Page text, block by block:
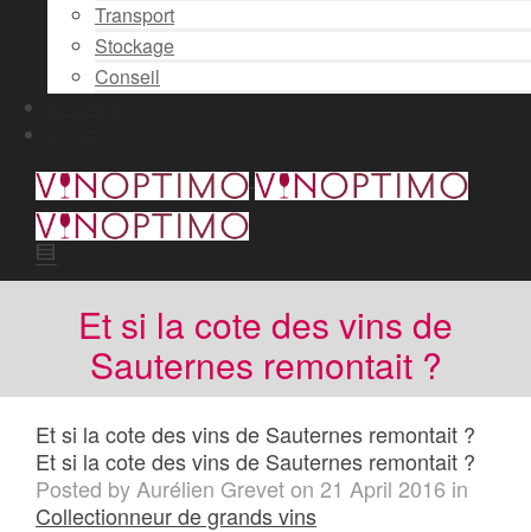
Transport
Stockage
Conseil
Et si la cote des vins de
Sauternes remontait ?
Et si la cote des vins de Sauternes remontait ?
Et si la cote des vins de Sauternes remontait ?
Posted by Aurélien Greveton 21 April 2016 in
Collectionneur de grands vins